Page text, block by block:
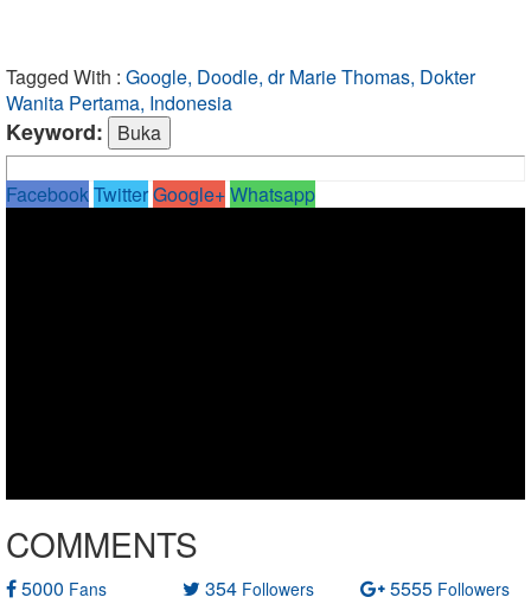
Tagged With : Google, Doodle, dr Marie Thomas, Dokter
Wanita Pertama, Indonesia
Keyword:
Facebook TwitterGoogle+Whatsapp
COMMENTS
5000 Fans 354 Followers 5555 Followers